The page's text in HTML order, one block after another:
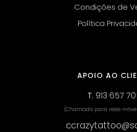
Condições de
Política
APOIO AO
T.913 657
(Chamada para rede